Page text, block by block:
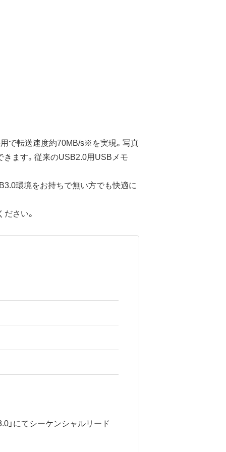
で転送速度約70MB/s※を実現。写真
ます。従来のUSB2.0用USBメモ
環境をお持ちで無い方でも快適に
さい。
」にてシーケンシャルリード